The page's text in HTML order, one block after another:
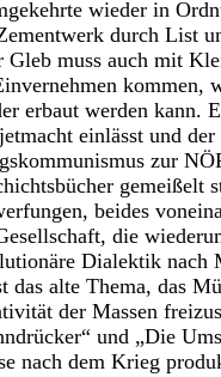
wieder in
durch List
Gleb muss auch mit
kommen,
erbaut werden kann.
einlässt und
zur
gemeißelt
beides
die
Dialektik nach
das alte Thema, das
der Massen
und „Die
nach dem Krieg